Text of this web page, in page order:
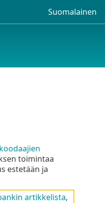
Suomalainen
toimintaa
estetään ja
artikkelista,